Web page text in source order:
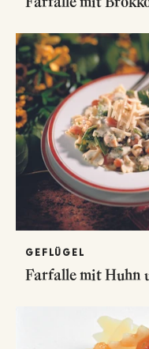
GEFLÜGEL
Farfalle mit Huhn